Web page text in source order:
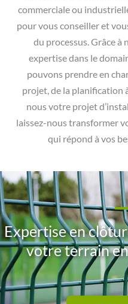
commerciale ou
pour vous conseiller et
du processus. Grâce
expertise dans le
pouvons prendre en
projet, de la planification
nous votre projet
laissez-nous transformer
qui répond à vos
Expertise en
votre terrain